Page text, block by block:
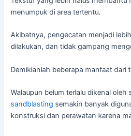
menumpuk di area tertentu.
Akibatnya, pengecatan menjadi
dilakukan, dan tidak gampang
Demikianlah beberapa manfaat dari
Walaupun belum terlalu dikenal oleh
sandblasting semakin banyak
konstruksi dan perawatan karena